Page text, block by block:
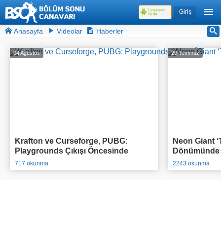
Giriş
Uygulama
ile aç
Anasayfa Videolar Haberler
04 Ağustos
Krafton ve Curseforge, PUBG:
Playgrounds Çıkışı Öncesinde
95.000$ Ödül Havuzlu Yarışmasını
Duyurdu
717 okunma
29 Temmuz
Neon Giant
Dönümünde
Açıkladı
2243 okunma